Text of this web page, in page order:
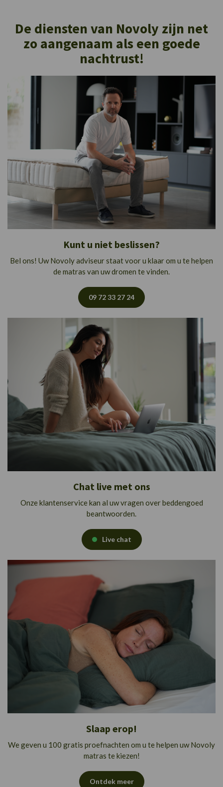
De diensten van Novoly zijn net
zo aangenaam als een goede
nachtrust!
Kunt u niet beslissen?
Bel ons! Uw Novoly adviseur staat voor u klaar om u te helpen
de matras van uw dromen te vinden.
09 72 33 27 24
Chat live met ons
Onze klantenservice kan al uw vragen over beddengoed
beantwoorden.
Live chat
Slaap erop!
We geven u 100 gratis proefnachten om u te helpen uw Novoly
matras te kiezen!
Ontdek meer